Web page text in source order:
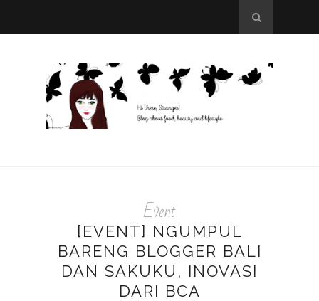
Event
[EVENT] NGUMPUL
BARENG BLOGGER BALI
DAN SAKUKU, INOVASI
DARI BCA